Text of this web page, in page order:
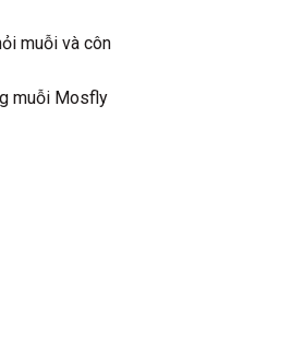
muỗi và côn
muỗi Mosfly